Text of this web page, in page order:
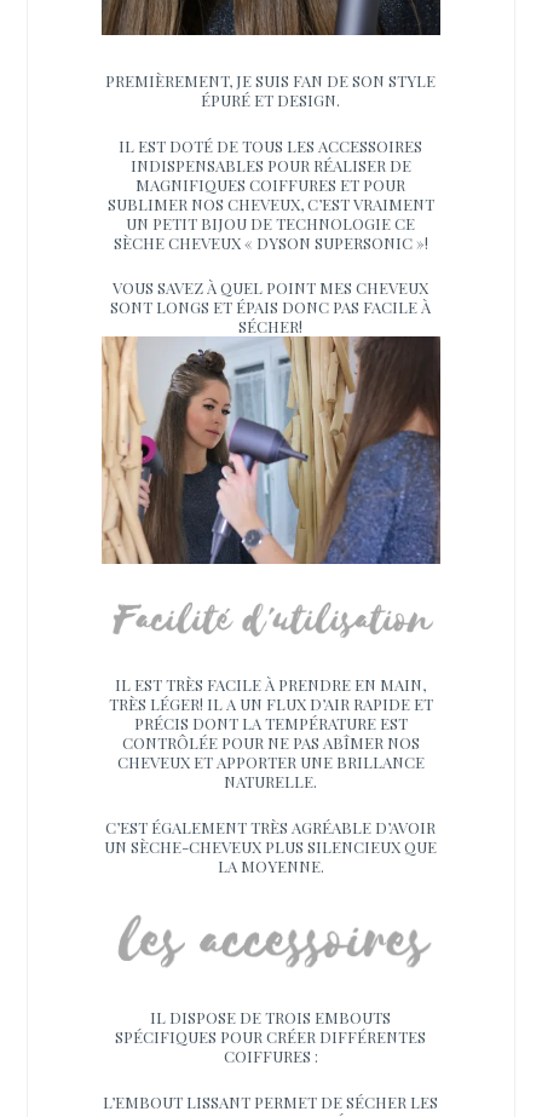
PREMIÈREMENT, JE SUIS FAN DE SON STYLE
ÉPURÉ ET DESIGN.
IL EST DOTÉ DE TOUS LES ACCESSOIRES
INDISPENSABLES POUR RÉALISER DE
MAGNIFIQUES COIFFURES ET POUR
SUBLIMER NOS CHEVEUX, C’EST VRAIMENT
UN PETIT BIJOU DE TECHNOLOGIE CE
SÈCHE CHEVEUX « DYSON SUPERSONIC »!
VOUS SAVEZ À QUEL POINT MES CHEVEUX
SONT LONGS ET ÉPAIS DONC PAS FACILE À
SÉCHER!
IL EST TRÈS FACILE À PRENDRE EN MAIN,
TRÈS LÉGER! IL A UN FLUX D’AIR RAPIDE ET
PRÉCIS DONT LA TEMPÉRATURE EST
CONTRÔLÉE POUR NE PAS ABÎMER NOS
CHEVEUX ET APPORTER UNE BRILLANCE
NATURELLE.
C’EST ÉGALEMENT TRÈS AGRÉABLE D’AVOIR
UN SÈCHE-CHEVEUX PLUS SILENCIEUX QUE
LA MOYENNE.
IL DISPOSE DE TROIS EMBOUTS
SPÉCIFIQUES POUR CRÉER DIFFÉRENTES
COIFFURES :
L’EMBOUT LISSANT PERMET DE SÉCHER LES